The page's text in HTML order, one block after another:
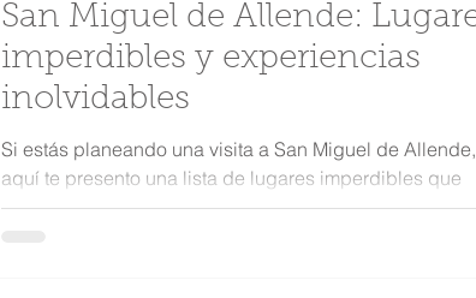
San Miguel de Allende: Lugares
imperdibles y experiencias
inolvidables
Si estás planeando una visita a San Miguel de Allende,
aquí te presento una lista de lugares imperdibles que
debes incluir en tu itinerario